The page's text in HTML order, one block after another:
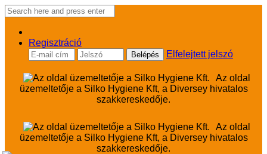
Regisztráció
Elfelejtett jelszó
Az oldal
üzemeltetője a Silko Hygiene Kft, a Diversey hivatalos
szakkereskedője.
Az oldal
üzemeltetője a Silko Hygiene Kft, a Diversey hivatalos
szakkereskedője.